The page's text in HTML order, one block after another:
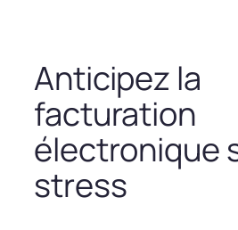
Anticipez la
facturation
électronique
stress